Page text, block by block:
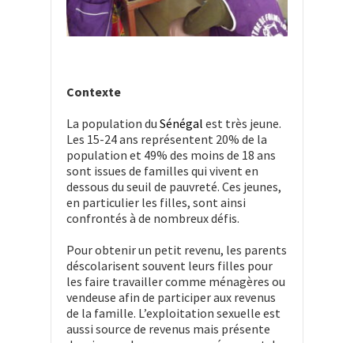
Contexte
La population du Sénégal est très jeune.
Les 15-24 ans représentent 20% de la
population et 49% des moins de 18 ans
sont issues de familles qui vivent en
dessous du seuil de pauvreté. Ces jeunes,
en particulier les filles, sont ainsi
confrontés à de nombreux défis.
Pour obtenir un petit revenu, les parents
déscolarisent souvent leurs filles pour
les faire travailler comme ménagères ou
vendeuse afin de participer aux revenus
de la famille. L’exploitation sexuelle est
aussi source de revenus mais présente